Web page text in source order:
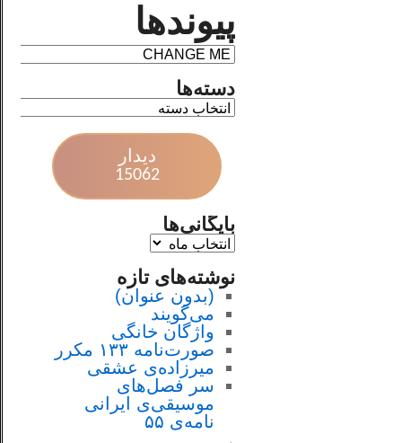
پیوندها
دسته‌ها
دیدار
15062
بایگانی‌ها
نوشته‌های تازه
(بدون عنوان)
می‌گویند
واژگان خانگی
صورت‌نامه ۱۳۳ مکرر
میرزاده‌ی عشقی
سر فصل‌هاى
موسيقى‌ی ايرانى
نامه‌ی ۵۵